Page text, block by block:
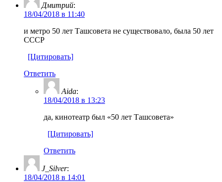
Дмитрий:
18/04/2018 в 11:40
и метро 50 лет Ташсовета не существовало, была 50 лет
СССР
[Цитировать]
Ответить
Aida:
18/04/2018 в 13:23
да, кинотеатр был «50 лет Ташсовета»
[Цитировать]
Ответить
J_Silver:
18/04/2018 в 14:01